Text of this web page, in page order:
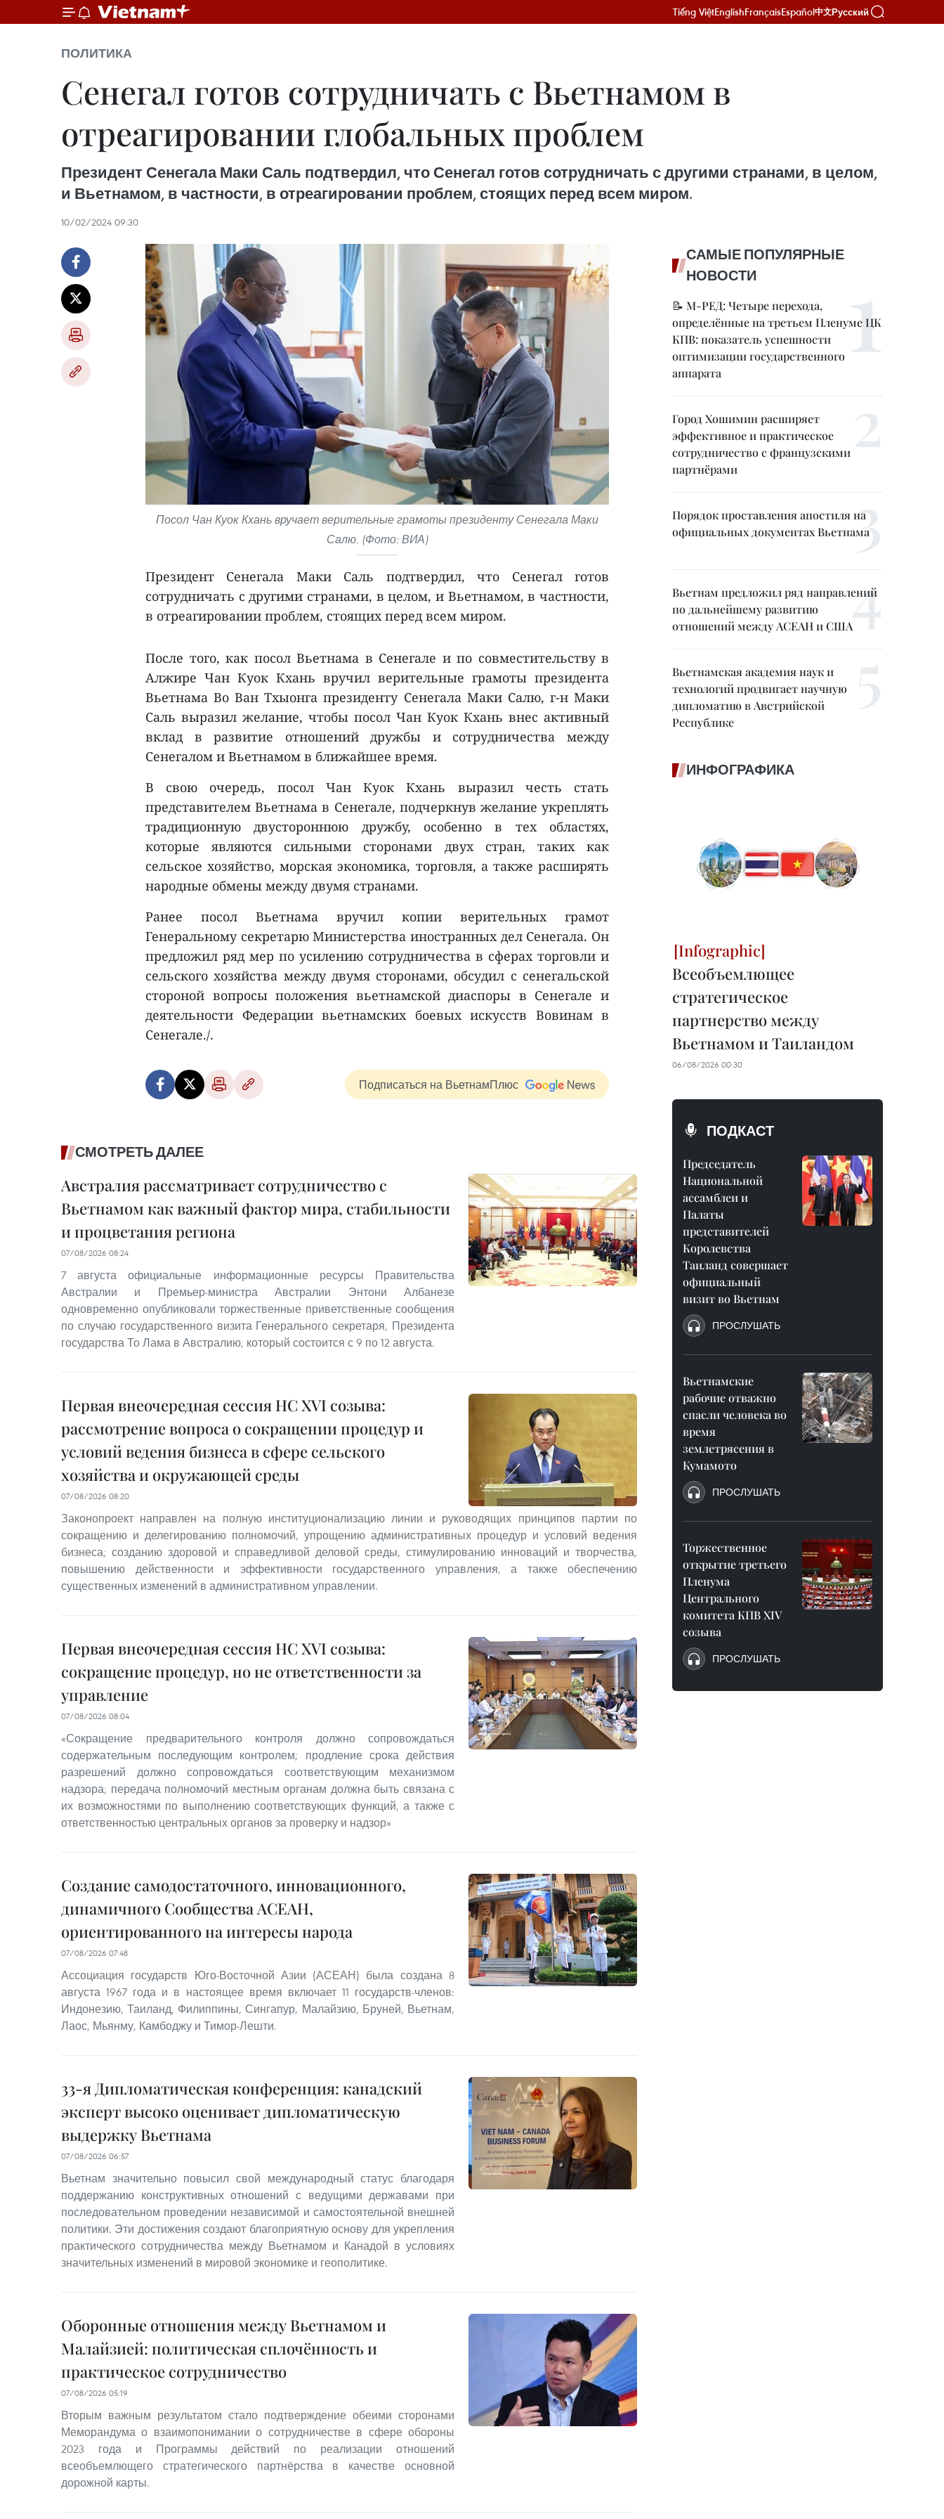
Tiếng ViệtEnglishFrançaisEspañol中文Русский
ПОЛИТИКА
Сенегал готов сотрудничать с Вьетнамом в
отреагировании глобальных проблем
Президент Сенегала Маки Саль подтвердил, что Сенегал готов сотрудничать с другими странами, в целом,
и Вьетнамом, в частности, в отреагировании проблем, стоящих перед всем миром.
10/02/2024 09:30
Посол Чан Куок Кхань вручает верительные грамоты президенту Сенегала Маки
Салю. (Фото: ВИА)
Президент Сенегала Маки Саль подтвердил, что Сенегал готов
сотрудничать с другими странами, в целом, и Вьетнамом, в частности,
в отреагировании проблем, стоящих перед всем миром.
После того, как посол Вьетнама в Сенегале и по совместительству в
Алжире Чан Куок Кхань вручил верительные грамоты президента
Вьетнама Во Ван Тхыонга президенту Сенегала Маки Салю, г-н Маки
Саль выразил желание, чтобы посол Чан Куок Кхань внес активный
вклад в развитие отношений дружбы и сотрудничества между
Сенегалом и Вьетнамом в ближайшее время.
В свою очередь, посол Чан Куок Кхань выразил честь стать
представителем Вьетнама в Сенегале, подчеркнув желание укреплять
традиционную двустороннюю дружбу, особенно в тех областях,
которые являются сильными сторонами двух стран, таких как
сельское хозяйство, морская экономика, торговля, а также расширять
народные обмены между двумя странами.
Ранее посол Вьетнама вручил копии верительных грамот
Генеральному секретарю Министерства иностранных дел Сенегала. Он
предложил ряд мер по усилению сотрудничества в сферах торговли и
сельского хозяйства между двумя сторонами, обсудил с сенегальской
стороной вопросы положения вьетнамской диаспоры в Сенегале и
деятельности Федерации вьетнамских боевых искусств Вовинам в
Сенегале./.
Подписаться на ВьетнамПлюс
СМОТРЕТЬ ДАЛЕЕ
Австралия рассматривает сотрудничество с
Вьетнамом как важный фактор мира, стабильности
и процветания региона
07/08/2026 08:24
7 августа официальные информационные ресурсы Правительства
Австралии и Премьер-министра Австралии Энтони Албанезе
одновременно опубликовали торжественные приветственные сообщения
по случаю государственного визита Генерального секретаря, Президента
государства То Лама в Австралию, который состоится с 9 по 12 августа.
Первая внеочередная сессия НС XVI созыва:
рассмотрение вопроса о сокращении процедур и
условий ведения бизнеса в сфере сельского
хозяйства и окружающей среды
07/08/2026 08:20
Законопроект направлен на полную институционализацию линии и руководящих принципов партии по
сокращению и делегированию полномочий, упрощению административных процедур и условий ведения
бизнеса; созданию здоровой и справедливой деловой среды, стимулированию инноваций и творчества,
повышению действенности и эффективности государственного управления, а также обеспечению
существенных изменений в административном управлении.
Первая внеочередная сессия НС XVI созыва:
сокращение процедур, но не ответственности за
управление
07/08/2026 08:04
«Сокращение предварительного контроля должно сопровождаться
содержательным последующим контролем; продление срока действия
разрешений должно сопровождаться соответствующим механизмом
надзора; передача полномочий местным органам должна быть связана с
их возможностями по выполнению соответствующих функций, а также с
ответственностью центральных органов за проверку и надзор»
Создание самодостаточного, инновационного,
динамичного Сообщества АСЕАН,
ориентированного на интересы народа
07/08/2026 07:48
Ассоциация государств Юго-Восточной Азии (АСЕАН) была создана 8
августа 1967 года и в настоящее время включает 11 государств-членов:
Индонезию, Таиланд, Филиппины, Сингапур, Малайзию, Бруней, Вьетнам,
Лаос, Мьянму, Камбоджу и Тимор-Лешти.
33-я Дипломатическая конференция: канадский
эксперт высоко оценивает дипломатическую
выдержку Вьетнама
07/08/2026 06:57
Вьетнам значительно повысил свой международный статус благодаря
поддержанию конструктивных отношений с ведущими державами при
последовательном проведении независимой и самостоятельной внешней
политики. Эти достижения создают благоприятную основу для укрепления
практического сотрудничества между Вьетнамом и Канадой в условиях
значительных изменений в мировой экономике и геополитике.
Оборонные отношения между Вьетнамом и
Малайзией: политическая сплочённость и
практическое сотрудничество
07/08/2026 05:19
Вторым важным результатом стало подтверждение обеими сторонами
Меморандума о взаимопонимании о сотрудничестве в сфере обороны
2023 года и Программы действий по реализации отношений
всеобъемлющего стратегического партнёрства в качестве основной
дорожной карты.
САМЫЕ ПОПУЛЯРНЫЕ
НОВОСТИ
📝 М-РЕД: Четыре перехода,
определённые на третьем Пленуме ЦК
КПВ: показатель успешности
оптимизации государственного
аппарата
Город Хошимин расширяет
эффективное и практическое
сотрудничество с французскими
партнёрами
Порядок проставления апостиля на
официальных документах Вьетнама
Вьетнам предложил ряд направлений
по дальнейшему развитию
отношений между АСЕАН и США
Вьетнамская академия наук и
технологий продвигает научную
дипломатию в Австрийской
Республике
ИНФОГРАФИКА
Всеобъемлющее
стратегическое
партнерство между
Вьетнамом и Таиландом
06/08/2026 00:30
ПОДКАСТ
Председатель
Национальной
ассамблеи и
Палаты
представителей
Королевства
Таиланд совершает
официальный
визит во Вьетнам
ПРОСЛУШАТЬ
Вьетнамские
рабочие отважно
спасли человека во
время
землетрясения в
Кумамото
ПРОСЛУШАТЬ
Торжественное
открытие третьего
Пленума
Центрального
комитета КПВ XIV
созыва
ПРОСЛУШАТЬ